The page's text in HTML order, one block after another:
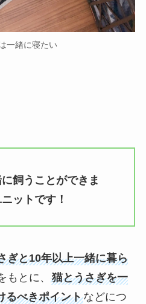
一緒に寝たい
飼うことができま
ットです！
ぎと10年以上一緒に暮ら
もとに、 猫とうさぎを一
るべきポイントなどにつ